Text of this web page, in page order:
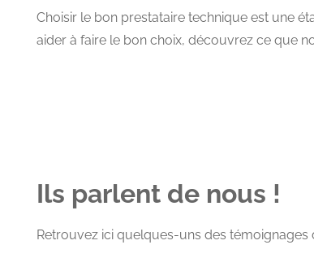
Choisir le bon prestataire technique est une
aider à faire le bon choix, découvrez ce que
Ils parlent de nous !
Retrouvez ici quelques-uns des